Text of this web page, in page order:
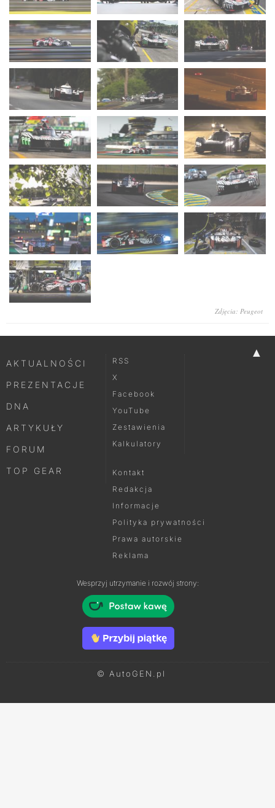
Zdjęcia: Peugeot
▲
AKTUALNOŚCI
PREZENTACJE
DNA
ARTYKUŁY
FORUM
TOP GEAR
RSS
X
Facebook
YouTube
Zestawienia
Kalkulatory
Kontakt
Redakcja
Informacje
Polityka prywatności
Prawa autorskie
Reklama
Wesprzyj utrzymanie i rozwój strony:
© AutoGEN.pl